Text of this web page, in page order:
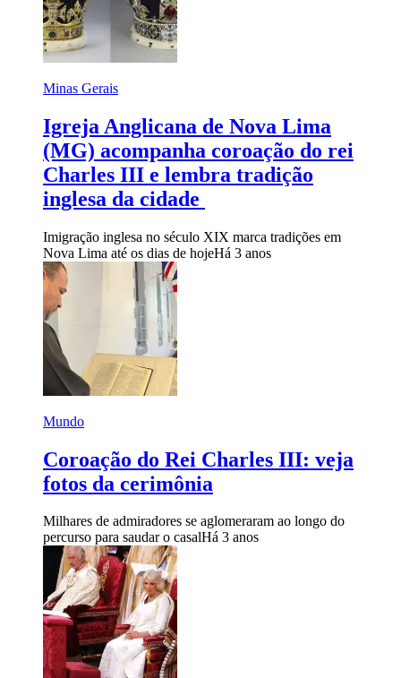
Minas Gerais
Igreja Anglicana de Nova Lima
(MG) acompanha coroação do rei
Charles III e lembra tradição
inglesa da cidade
Imigração inglesa no século XIX marca tradições em
Nova Lima até os dias de hojeHá 3 anos
Mundo
Coroação do Rei Charles III: veja
fotos da cerimônia
Milhares de admiradores se aglomeraram ao longo do
percurso para saudar o casalHá 3 anos